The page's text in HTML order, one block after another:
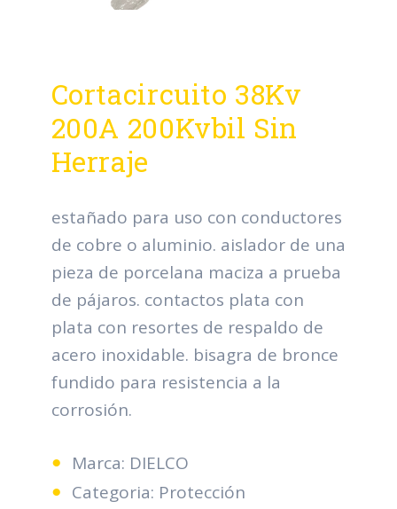
Cortacircuito 38Kv
200A 200Kvbil Sin
Herraje
estañado para uso con conductores
de cobre o aluminio. aislador de una
pieza de porcelana maciza a prueba
de pájaros. contactos plata con
plata con resortes de respaldo de
acero inoxidable. bisagra de bronce
fundido para resistencia a la
corrosión.
Marca: DIELCO
Categoria: Protección